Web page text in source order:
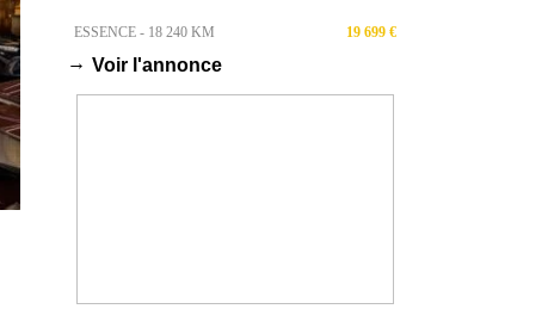
ESSENCE - 18 240 KM 19 699 €
→ Voir l'annonce